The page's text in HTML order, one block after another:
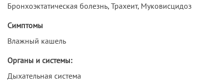
Бронхоэктатическая болезнь, Трахеит, Муковисцидоз
Симптомы
Влажный кашель
Органы и системы:
Дыхательная система